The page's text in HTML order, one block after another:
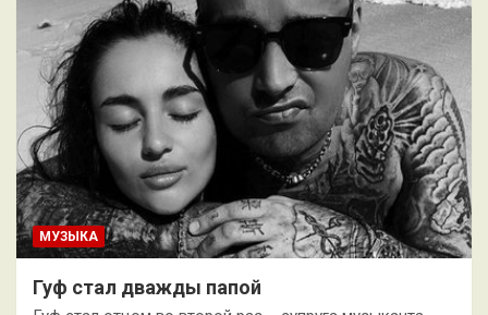
МУЗЫКА
Гуф стал дважды папой